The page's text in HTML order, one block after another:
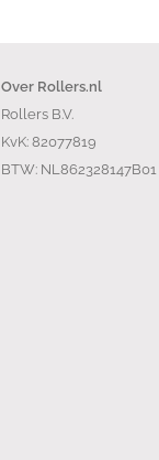
Over Rollers.nl
Rollers B.V.
KvK: 82077819
BTW: NL862328147B01